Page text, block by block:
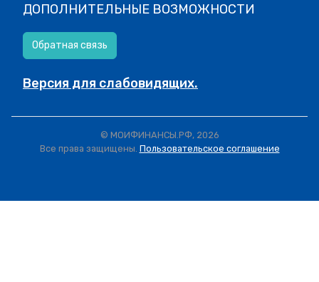
ДОПОЛНИТЕЛЬНЫЕ ВОЗМОЖНОСТИ
Обратная связь
Версия для слабовидящих.
© МОИФИНАНСЫ.РФ, 2026
Все права защищены. Пользовательское соглашение